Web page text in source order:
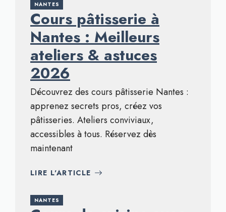
NANTES
Cours pâtisserie à
Nantes : Meilleurs
ateliers & astuces
2026
Découvrez des cours pâtisserie Nantes :
apprenez secrets pros, créez vos
pâtisseries. Ateliers conviviaux,
accessibles à tous. Réservez dès
maintenant
LIRE L'ARTICLE
NANTES